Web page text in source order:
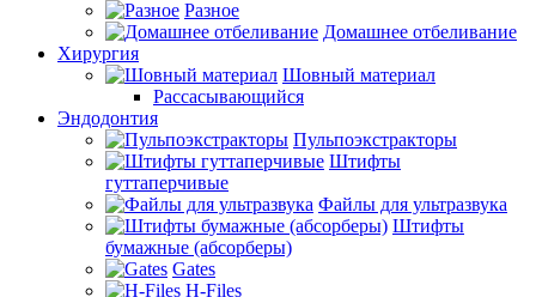
Разное
Домашнее отбеливание
Хирургия
Шовный материал
Рассасывающийся
Эндодонтия
Пульпоэкстракторы
Штифты
гуттаперчивые
Файлы для ультразвука
Штифты
бумажные (абсорберы)
Gates
H-Files